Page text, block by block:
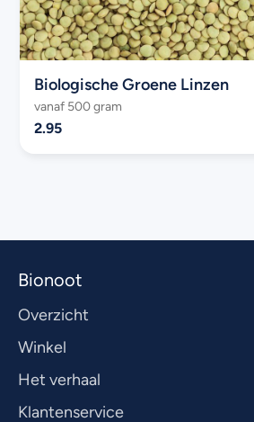
Biologische Groene Linzen
vanaf 500 gram
2.95
Bionoot
Overzicht
Winkel
Het verhaal
Klantenservice